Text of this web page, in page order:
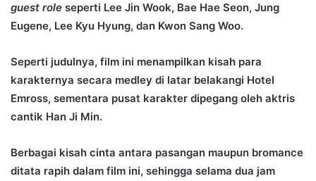
guest role seperti Lee Jin Wook, Bae Hae Seon, Jung
Eugene, Lee Kyu Hyung, dan Kwon Sang Woo.
Seperti judulnya, film ini menampilkan kisah para
karakternya secara medley di latar belakangi Hotel
Emross, sementara pusat karakter dipegang oleh aktris
cantik Han Ji Min.
Berbagai kisah cinta antara pasangan maupun bromance
ditata rapih dalam film ini, sehingga selama dua jam